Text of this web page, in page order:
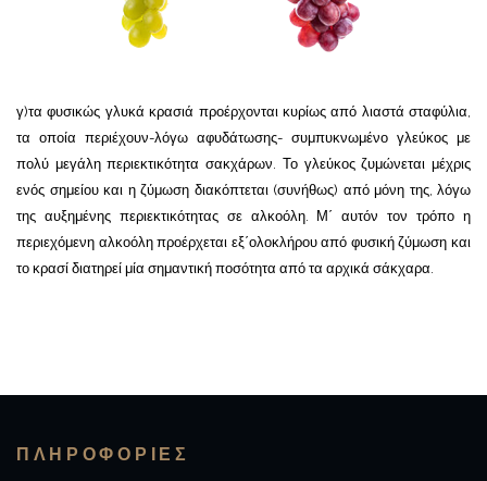
γ)τα φυσικώς γλυκά κρασιά προέρχονται κυρίως από λιαστά σταφύλια,
τα οποία περιέχουν-λόγω αφυδάτωσης- συμπυκνωμένο γλεύκος με
πολύ μεγάλη περιεκτικότητα σακχάρων. Το γλεύκος ζυμώνεται μέχρις
ενός σημείου και η ζύμωση διακόπτεται (συνήθως) από μόνη της, λόγω
της αυξημένης περιεκτικότητας σε αλκοόλη. Μ΄ αυτόν τον τρόπο η
περιεχόμενη αλκοόλη προέρχεται εξ΄ολοκλήρου από φυσική ζύμωση και
το κρασί διατηρεί μία σημαντική ποσότητα από τα αρχικά σάκχαρα.
ΠΛΗΡΟΦΟΡΊΕΣ